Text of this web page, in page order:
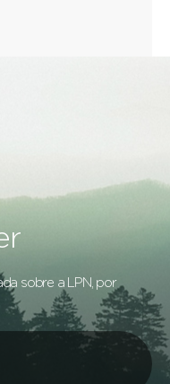
sobre a LPN, por